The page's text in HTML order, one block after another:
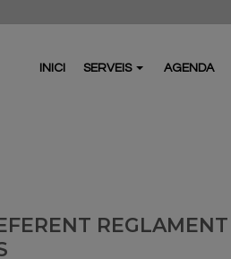
INICI SERVEIS AGENDA
REGLAMENT